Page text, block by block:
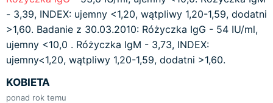
- 3,39, INDEX: ujemny <1,20, wątpliwy 1,20-1,59, dodatni
>1,60. Badanie z 30.03.2010: Różyczka IgG - 54 IU/ml,
ujemny <10,0 . Różyczka IgM - 3,73, INDEX:
ujemny<1,20, wątpliwy 1,20-1,59, dodatni >1,60.
KOBIETA
ponad rok temu